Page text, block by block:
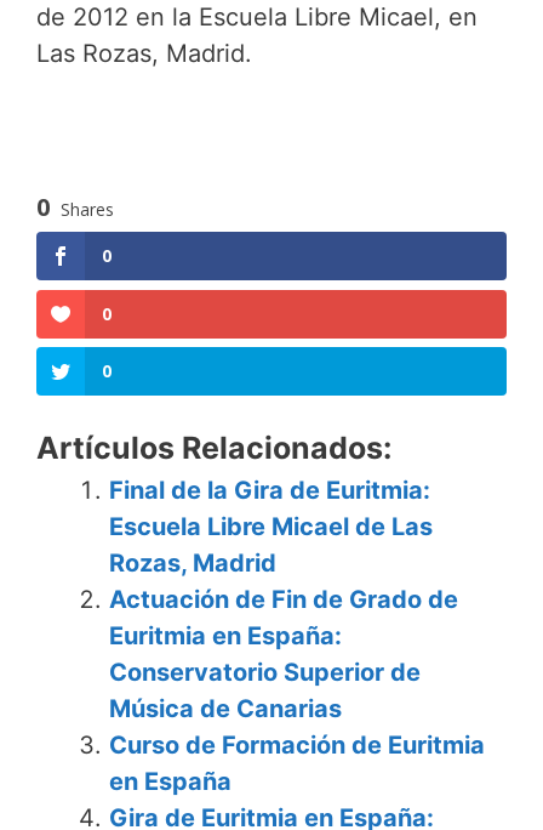
de 2012 en la Escuela Libre Micael, en
Las Rozas, Madrid.
0 Shares
0
0
0
Artículos Relacionados:
Final de la Gira de Euritmia:
Escuela Libre Micael de Las
Rozas, Madrid
Actuación de Fin de Grado de
Euritmia en España:
Conservatorio Superior de
Música de Canarias
Curso de Formación de Euritmia
en España
Gira de Euritmia en España: